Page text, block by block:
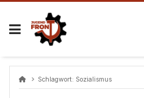
Skip
content
Schlagwort: Sozialismus